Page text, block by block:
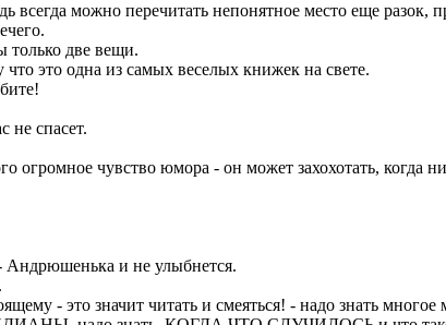
можно перечитать непонятное место еще разок,
только две вещи.
это одна из самых веселых книжек на свете.
не спасет.
чувство юмора - он может захохотать, когда
и не улыбнется.
- это значит читать и смеяться! - надо знать